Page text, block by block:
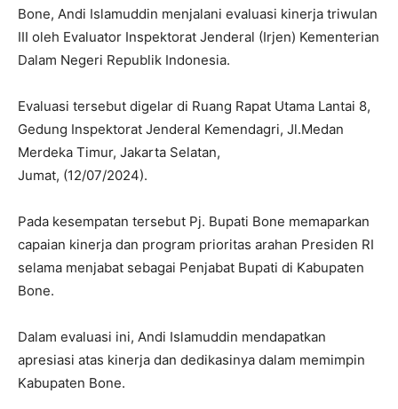
Bone, Andi Islamuddin menjalani evaluasi kinerja triwulan
III oleh Evaluator Inspektorat Jenderal (Irjen) Kementerian
Dalam Negeri Republik Indonesia.
Evaluasi tersebut digelar di Ruang Rapat Utama Lantai 8,
Gedung Inspektorat Jenderal Kemendagri, Jl.Medan
Merdeka Timur, Jakarta Selatan,
Jumat, (12/07/2024).
Pada kesempatan tersebut Pj. Bupati Bone memaparkan
capaian kinerja dan program prioritas arahan Presiden RI
selama menjabat sebagai Penjabat Bupati di Kabupaten
Bone.
Dalam evaluasi ini, Andi Islamuddin mendapatkan
apresiasi atas kinerja dan dedikasinya dalam memimpin
Kabupaten Bone.